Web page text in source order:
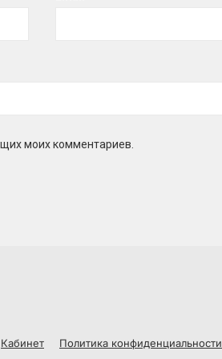
моих комментариев.
Кабинет Политика конфиденциальности